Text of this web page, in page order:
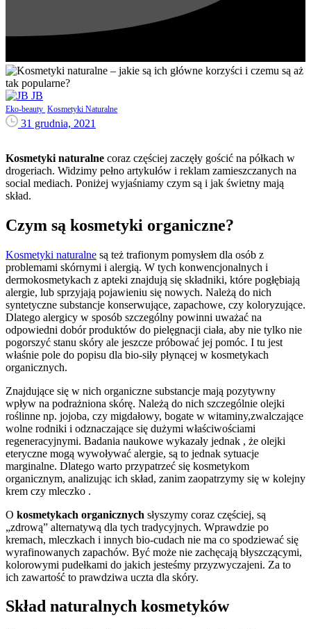
JB
Eko-beauty Kosmetyki Naturalne
31 grudnia, 2021
Kosmetyki naturalne coraz częściej zaczęły gościć na półkach w
drogeriach. Widzimy pełno artykułów i reklam zamieszczanych na
social mediach. Poniżej wyjaśniamy czym są i jak świetny mają
skład.
Czym są kosmetyki organiczne?
Kosmetyki naturalne są też trafionym pomysłem dla osób z
problemami skórnymi i alergią. W tych konwencjonalnych i
dermokosmetykach z apteki znajdują się składniki, które pogłębiają
alergie, lub sprzyjają pojawieniu się nowych. Należą do nich
syntetyczne substancje konserwujące, zapachowe, czy koloryzujące.
Dlatego alergicy w sposób szczególny powinni uważać na
odpowiedni dobór produktów do pielęgnacji ciała, aby nie tylko nie
pogorszyć stanu skóry ale jeszcze próbować jej pomóc. I tu jest
właśnie pole do popisu dla bio-siły płynącej w kosmetykach
organicznych.
Znajdujące się w nich organiczne substancje mają pozytywny
wpływ na podrażniona skórę. Należą do nich szczególnie olejki
roślinne np. jojoba, czy migdałowy, bogate w witaminy,zwalczające
wolne rodniki i odznaczające się dużymi właściwościami
regeneracyjnymi. Badania naukowe wykazały jednak , że olejki
eteryczne mogą wywoływać alergie, są to jednak sytuacje
marginalne. Dlatego warto przypatrzeć się kosmetykom
organicznym, analizując ich skład, zanim zaopatrzymy się w kolejny
krem czy mleczko .
O kosmetykach organicznych słyszymy coraz częściej, są
„zdrową” alternatywą dla tych tradycyjnych. Wprawdzie po
kremach, mleczkach i innych bio-cudach nie ma co spodziewać się
wyrafinowanych zapachów. Być może nie zachęcają błyszczącymi,
kolorowymi pudełkami do jakich jesteśmy przyzwyczajeni. Za to
ich zawartość to prawdziwa uczta dla skóry.
Skład naturalnych kosmetyków